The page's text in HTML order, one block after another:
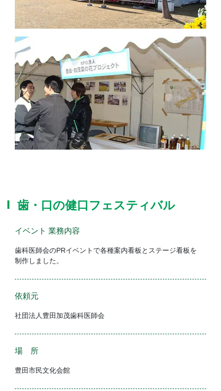
歯・口の健口フェスティバル
イベント 業務内容
歯科医師会のPRイベントで各種案内看板とステージ看板を
制作しました。
依頼元
社団法人豊田加茂歯科医師会
場 所
豊田市民文化会館